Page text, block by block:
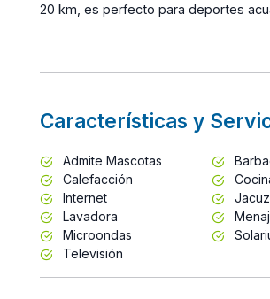
20 km, es perfecto para deportes
Características y
Admite Mascotas
Calefacción
Internet
Lavadora
Microondas
Televisión